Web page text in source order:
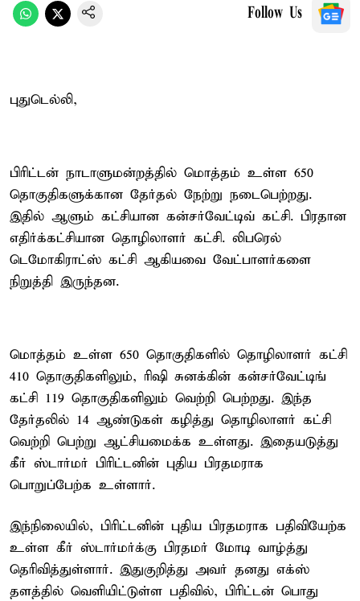
Follow Us
புதுடெல்லி,
பிரிட்டன் நாடாளுமன்றத்தில் மொத்தம் உள்ள 650
தொகுதிகளுக்கான தேர்தல் நேற்று நடைபெற்றது.
இதில் ஆளும் கட்சியான கன்சர்வேட்டிவ் கட்சி. பிரதான
எதிர்க்கட்சியான தொழிலாளர் கட்சி. லிபரெல்
டெமோகிராட்ஸ் கட்சி ஆகியவை வேட்பாளர்களை
நிறுத்தி இருந்தன.
மொத்தம் உள்ள 650 தொகுதிகளில் தொழிலாளர் கட்சி
410 தொகுதிகளிலும், ரிஷி சுனக்கின் கன்சர்வேட்டிங்
கட்சி 119 தொகுதிகளிலும் வெற்றி பெற்றது. இந்த
தேர்தலில் 14 ஆண்டுகள் கழித்து தொழிலாளர் கட்சி
வெற்றி பெற்று ஆட்சியமைக்க உள்ளது. இதையடுத்து
கீர் ஸ்டார்மர் பிரிட்டனின் புதிய பிரதமராக
பொறுப்பேற்க உள்ளார்.
இந்நிலையில், பிரிட்டனின் புதிய பிரதமராக பதிவியேற்க
உள்ள கீர் ஸ்டார்மர்க்கு பிரதமர் மோடி வாழ்த்து
தெரிவித்துள்ளார். இதுகுறித்து அவர் தனது எக்ஸ்
தளத்தில் வெளியிட்டுள்ள பதிவில், பிரிட்டன் பொது